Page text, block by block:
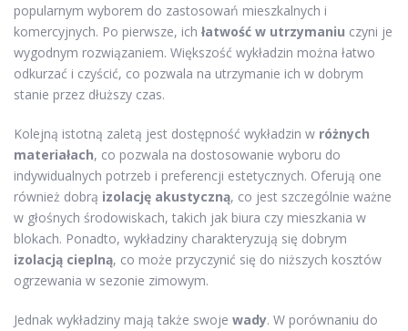
popularnym wyborem do zastosowań mieszkalnych i
komercyjnych. Po pierwsze, ich łatwość w utrzymaniu czyni je
wygodnym rozwiązaniem. Większość wykładzin można łatwo
odkurzać i czyścić, co pozwala na utrzymanie ich w dobrym
stanie przez dłuższy czas.
Kolejną istotną zaletą jest dostępność wykładzin w różnych
materiałach, co pozwala na dostosowanie wyboru do
indywidualnych potrzeb i preferencji estetycznych. Oferują one
również dobrą izolację akustyczną, co jest szczególnie ważne
w głośnych środowiskach, takich jak biura czy mieszkania w
blokach. Ponadto, wykładziny charakteryzują się dobrym
izolacją cieplną, co może przyczynić się do niższych kosztów
ogrzewania w sezonie zimowym.
Jednak wykładziny mają także swoje wady. W porównaniu do